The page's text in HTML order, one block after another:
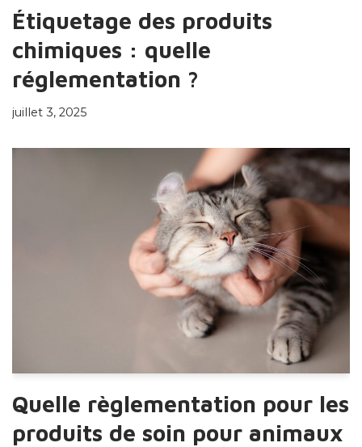
Étiquetage des produits
chimiques : quelle
réglementation ?
juillet 3, 2025
Quelle règlementation pour les
produits de soin pour animaux